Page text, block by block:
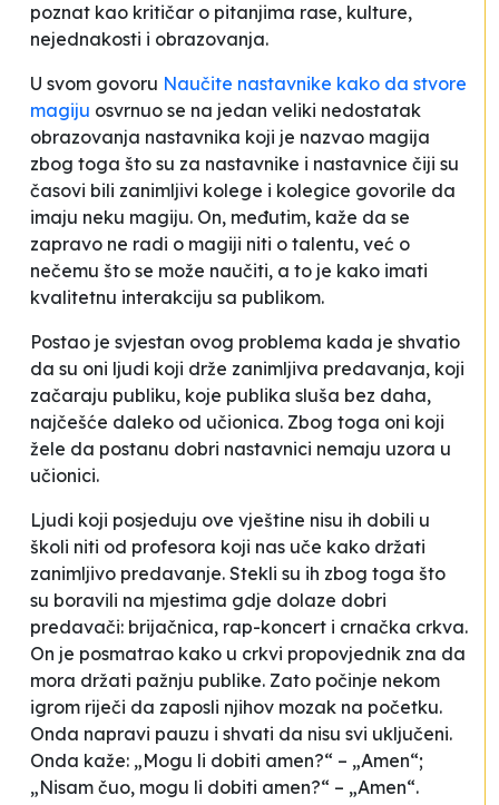
poznat kao kritičar o pitanjima rase, kulture,
nejednakosti i obrazovanja.
U svom govoru Naučite nastavnike kako da stvore
magiju osvrnuo se na jedan veliki nedostatak
obrazovanja nastavnika koji je nazvao magija
zbog toga što su za nastavnike i nastavnice čiji su
časovi bili zanimljivi kolege i kolegice govorile da
imaju neku magiju. On, međutim, kaže da se
zapravo ne radi o magiji niti o talentu, već o
nečemu što se može naučiti, a to je kako imati
kvalitetnu interakciju sa publikom.
Postao je svjestan ovog problema kada je shvatio
da su oni ljudi koji drže zanimljiva predavanja, koji
začaraju publiku, koje publika sluša bez daha,
najčešće daleko od učionica. Zbog toga oni koji
žele da postanu dobri nastavnici nemaju uzora u
učionici.
Ljudi koji posjeduju ove vještine nisu ih dobili u
školi niti od profesora koji nas uče kako držati
zanimljivo predavanje. Stekli su ih zbog toga što
su boravili na mjestima gdje dolaze dobri
predavači: brijačnica, rap-koncert i crnačka crkva.
On je posmatrao kako u crkvi propovjednik zna da
mora držati pažnju publike. Zato počinje nekom
igrom riječi da zaposli njihov mozak na početku.
Onda napravi pauzu i shvati da nisu svi uključeni.
Onda kaže: „Mogu li dobiti amen?“ – „Amen“;
„Nisam čuo, mogu li dobiti amen?“ – „Amen“.